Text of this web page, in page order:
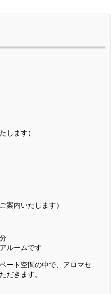
します）
案内いたします）
ルームです
ート空間の中で、アロマセ
だきます。